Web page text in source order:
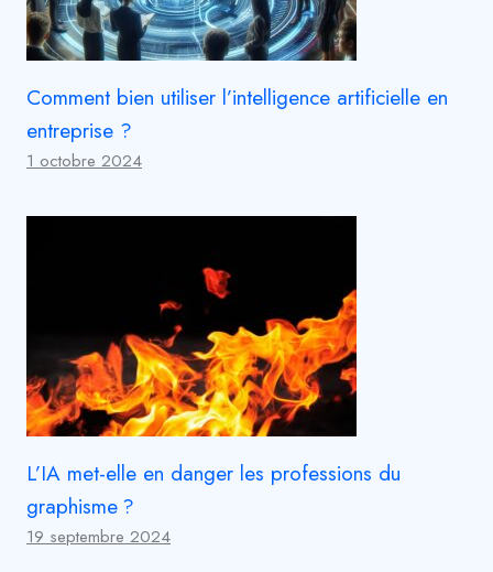
Comment bien utiliser l’intelligence artificielle en
entreprise ?
1 octobre 2024
L’IA met-elle en danger les professions du
graphisme ?
19 septembre 2024